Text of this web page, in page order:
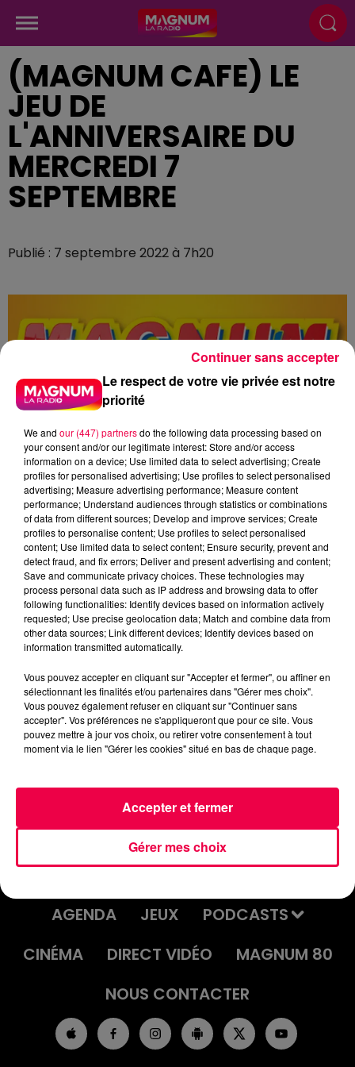
(MAGNUM CAFE) LE
JEU DE
L'ANNIVERSAIRE DU
MERCREDI 7
SEPTEMBRE
Publié : 7 septembre 2022 à 7h20
Flash infos
podcasts/2022/09/2022-09-07-09-20-
32_20220907_ANNIVERSAIRES.mp3
AGENDA
JEUX
PODCASTS
CINÉMA
DIRECT VIDÉO
MAGNUM 80
NOUS CONTACTER
Le respect de votre vie privée est notre
priorité
We and our (447) partnersdo the following data processing based on
your consent and/or our legitimate interest: Store and/or access
information on a device; Use limited data to select advertising; Create
profiles for personalised advertising; Use profiles to select personalised
advertising; Measure advertising performance; Measure content
performance; Understand audiences through statistics or combinations
of data from different sources; Develop and improve services; Create
profiles to personalise content; Use profiles to select personalised
content; Use limited data to select content; Ensure security, prevent and
detect fraud, and fix errors; Deliver and present advertising and content;
Save and communicate privacy choices. These technologies may
process personal data such as IP address and browsing data to offer
following functionalities: Identify devices based on information actively
requested; Use precise geolocation data; Match and combine data from
other data sources; Link different devices; Identify devices based on
information transmitted automatically.
Vous pouvez accepter en cliquant sur "Accepter et fermer", ou affiner en
sélectionnant les finalités et/ou partenaires dans "Gérer mes choix".
Vous pouvez également refuser en cliquant sur "Continuer sans
accepter". Vos préférences ne s'appliqueront que pour ce site. Vous
pouvez mettre à jour vos choix, ou retirer votre consentement à tout
moment via le lien "Gérer les cookies" situé en bas de chaque page.
Gérer mes choix
Accepter et fermer
Continuer sans accepter